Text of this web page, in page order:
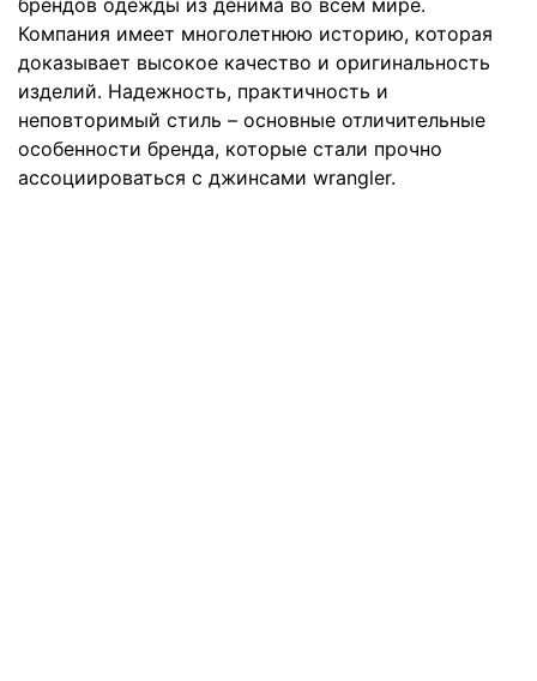
брендов одежды из денима во всем мире.
Компания имеет многолетнюю историю, которая
доказывает высокое качество и оригинальность
изделий. Надежность, практичность и
неповторимый стиль – основные отличительные
особенности бренда, которые стали прочно
ассоциироваться с джинсами wrangler.